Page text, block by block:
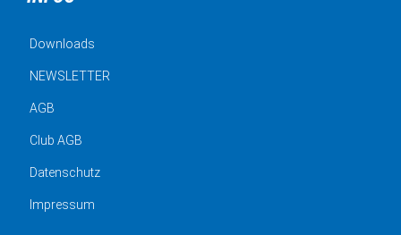
Downloads
NEWSLETTER
AGB
Club AGB
Datenschutz
Impressum